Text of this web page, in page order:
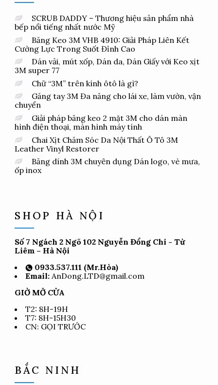
SCRUB DADDY – Thương hiệu sản phẩm nhà
bếp nổi tiếng nhất nước Mỹ
Băng Keo 3M VHB 4910: Giải Pháp Liên Kết
Cường Lực Trong Suốt Đỉnh Cao
Dán vải, mút xốp, Dán da, Dán Giấy với Keo xịt
3M super 77
Chữ “3M” trên kính ôtô là gì?
Găng tay 3M Đa năng cho lái xe, làm vườn, vận
chuyển
Giải pháp băng keo 2 mặt 3M cho dán màn
hình điện thoại, màn hình máy tính
Chai Xịt Chăm Sóc Da Nội Thất Ô Tô 3M
Leather Vinyl Restorer
Băng dính 3M chuyên dụng Dán logo, vè mưa,
ốp inox
SHOP HÀ NỘI
Số 7 Ngách 2 Ngõ 102 Nguyễn Đổng Chi - Từ
Liêm – Hà Nội
0933.537.111 (Mr.Hòa)
Email: AnDong.LTD@gmail.com
GIỜ MỞ CỬA
T2: 8H-19H
T7: 8H-15H30
CN: GỌI TRƯỚC
BẮC NINH